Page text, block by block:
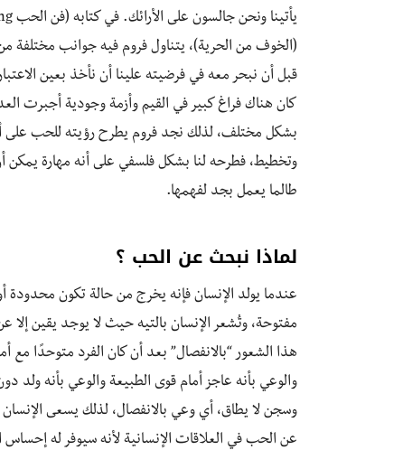
(الخوف من الحرية)، يتناول فروم فيه جوانب مختلفة
قبل أن نبحر معه في فرضيته علينا أن نأخذ بعين
كان هناك فراغ كبير في القيم وأزمة وجودية أجبرت
بشكل مختلف، لذلك نجد فروم يطرح رؤيته للحب على
وتخطيط، فطرحه لنا بشكل فلسفي على أنه مهارة
طالما يعمل بجد لفهمها.
لماذا نبحث عن الحب ؟
عندما يولد الإنسان فإنه يخرج من حالة تكون
مفتوحة، وتُشعر الإنسان بالتيه حيث لا يوجد يقين
هذا الشعور “بالانفصال” بعد أن كان الفرد متوحدًا
والوعي بأنه عاجز أمام قوى الطبيعة والوعي بأنه
وسجن لا يطاق، أي وعي بالانفصال، لذلك يسعى الإنسان
عن الحب في العلاقات الإنسانية لأنه سيوفر له